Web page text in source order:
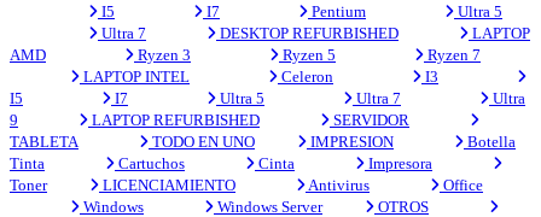
I5
I7 Pentium
Ultra 5
Ultra 7
DESKTOP REFURBISHED
LAPTOP
AMD
Ryzen 3 Ryzen 5
Ryzen 7
LAPTOP INTEL
Celeron
I3
I5
I7 Ultra 5 Ultra 7
Ultra
9
LAPTOP REFURBISHED
SERVIDOR
TABLETA
TODO EN UNO IMPRESION
Botella
Tinta
Cartuchos Cinta
Impresora
Toner
LICENCIAMIENTO Antivirus
Office
Windows
Windows Server
OTROS